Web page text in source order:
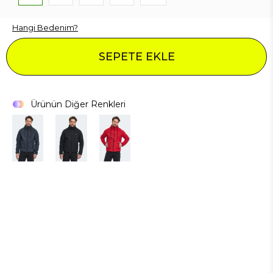
Hangi Bedenim?
SEPETE EKLE
Ürünün Diğer Renkleri